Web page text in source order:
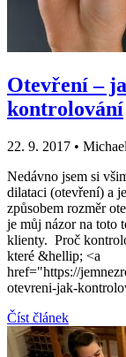
Otevření –
kontrolování
22. 9. 2017 •
Nedávno jsem si
dilataci (otevření) a
způsobem rozměr
je můj názor na toto
klienty. Proč
které &hellip; <a
href="https://
otevreni-jak-
Číst článek